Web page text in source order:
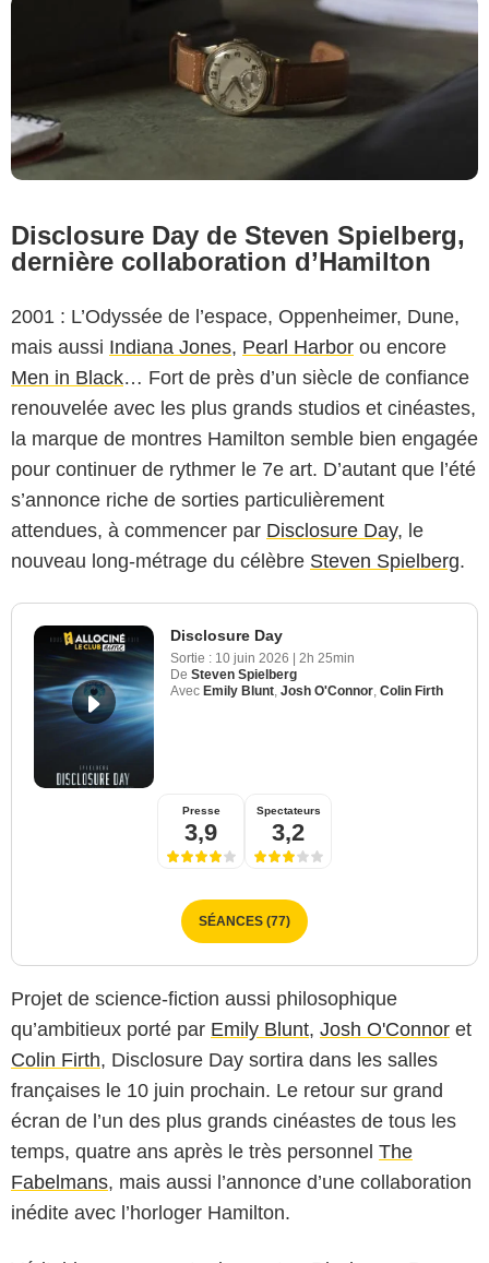
Disclosure Day de Steven Spielberg,
dernière collaboration d’Hamilton
2001 : L’Odyssée de l’espace, Oppenheimer, Dune,
mais aussi Indiana Jones, Pearl Harbor ou encore
Men in Black… Fort de près d’un siècle de confiance
renouvelée avec les plus grands studios et cinéastes,
la marque de montres Hamilton semble bien engagée
pour continuer de rythmer le 7e art. D’autant que l’été
s’annonce riche de sorties particulièrement
attendues, à commencer par Disclosure Day, le
nouveau long-métrage du célèbre Steven Spielberg.
Disclosure Day
Sortie : 10 juin 2026
2h 25min
De Steven Spielberg
Avec Emily Blunt, Josh O'Connor, Colin Firth
Presse
3,9
Spectateurs
3,2
SÉANCES (77)
Projet de science-fiction aussi philosophique
qu’ambitieux porté par Emily Blunt, Josh O'Connor et
Colin Firth, Disclosure Day sortira dans les salles
françaises le 10 juin prochain. Le retour sur grand
écran de l’un des plus grands cinéastes de tous les
temps, quatre ans après le très personnel The
Fabelmans, mais aussi l’annonce d’une collaboration
inédite avec l’horloger Hamilton.